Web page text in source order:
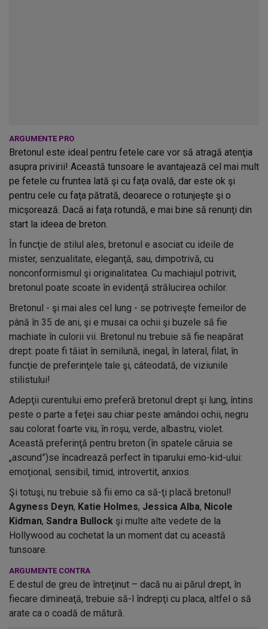
ARGUMENTE PRO
Bretonul este ideal pentru fetele care vor să atragă atenţia
asupra privirii! Această tunsoare le avantajează cel mai mult
pe fetele cu fruntea lată şi cu faţa ovală, dar este ok şi
pentru cele cu faţa pătrată, deoarece o rotunjeşte şi o
micşorează. Dacă ai faţa rotundă, e mai bine să renunţi din
start la ideea de breton.
În funcţie de stilul ales, bretonul e asociat cu ideile de
mister, senzualitate, eleganţă, sau, dimpotrivă, cu
nonconformismul şi originalitatea. Cu machiajul potrivit,
bretonul poate scoate în evidenţă strălucirea ochilor.
Bretonul - şi mai ales cel lung - se potriveşte femeilor de
până în 35 de ani, şi e musai ca ochii şi buzele să fie
machiate în culorii vii. Bretonul nu trebuie să fie neapărat
drept: poate fi tăiat în semilună, inegal, în lateral, filat, în
funcţie de preferinţele tale şi, câteodată, de viziunile
stilistului!
Adepţii curentului emo preferă bretonul drept şi lung, întins
peste o parte a feţei sau chiar peste amândoi ochii, negru
sau colorat foarte viu, în roşu, verde, albastru, violet.
Această preferinţă pentru breton (în spatele căruia se
„ascund”)se încadrează perfect în tiparului emo-kid-ului:
emoţional, sensibil, timid, introvertit, anxios.
Şi totuşi, nu trebuie să fii emo ca să-ţi placă bretonul!
Agyness Deyn, Katie Holmes, Jessica Alba, Nicole
Kidman, Sandra Bullock şi multe alte vedete de la
Hollywood au cochetat la un moment dat cu această
tunsoare.
ARGUMENTE CONTRA
E destul de greu de întreţinut – dacă nu ai părul drept, în
fiecare dimineaţă, trebuie să-l îndrepţi cu placa, altfel o să
arate ca o coadă de mătură.